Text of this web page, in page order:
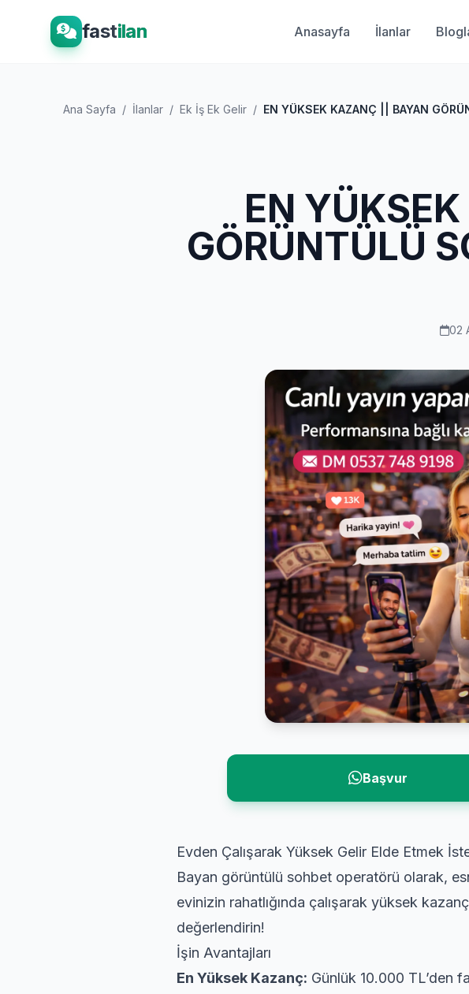
fastilan Anasayfa İlanlar
Ana Sayfa / İlanlar / Ek İş Ek Gelir / EN YÜKSEK KAZANÇ || BAYAN
EN
GÖRÜNTÜLÜ
02
Başvur
Evden Çalışarak Yüksek Gelir Elde Etmek
Bayan görüntülü sohbet operatörü olarak,
evinizin rahatlığında çalışarak yüksek
değerlendirin!
İşin Avantajları
En Yüksek Kazanç: Günlük 10.000 TL’den